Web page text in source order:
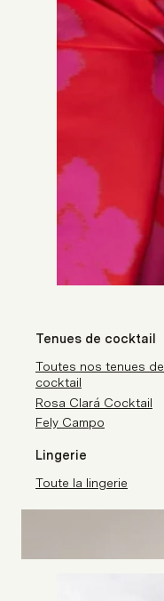
Tenues de cocktail
Toutes nos tenues de
cocktail
Rosa Clará Cocktail
Fely Campo
Lingerie
Toute la lingerie